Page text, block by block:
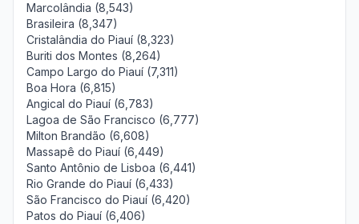
Marcolândia (8,543)
Brasileira (8,347)
Cristalândia do Piauí (8,323)
Buriti dos Montes (8,264)
Campo Largo do Piauí (7,311)
Boa Hora (6,815)
Angical do Piauí (6,783)
Lagoa de São Francisco (6,777)
Milton Brandão (6,608)
Massapê do Piauí (6,449)
Santo Antônio de Lisboa (6,441)
Rio Grande do Piauí (6,433)
São Francisco do Piauí (6,420)
Patos do Piauí (6,406)